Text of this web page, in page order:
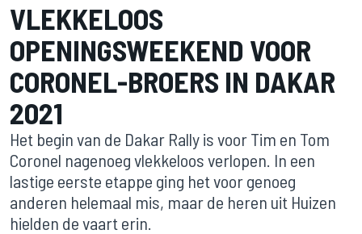
VLEKKELOOS
OPENINGSWEEKEND VOOR
CORONEL-BROERS IN DAKAR
2021
Het begin van de Dakar Rally is voor Tim en Tom
Coronel nagenoeg vlekkeloos verlopen. In een
lastige eerste etappe ging het voor genoeg
anderen helemaal mis, maar de heren uit Huizen
hielden de vaart erin.